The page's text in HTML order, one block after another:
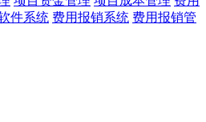
件系统 费用报销系统 费用报销管